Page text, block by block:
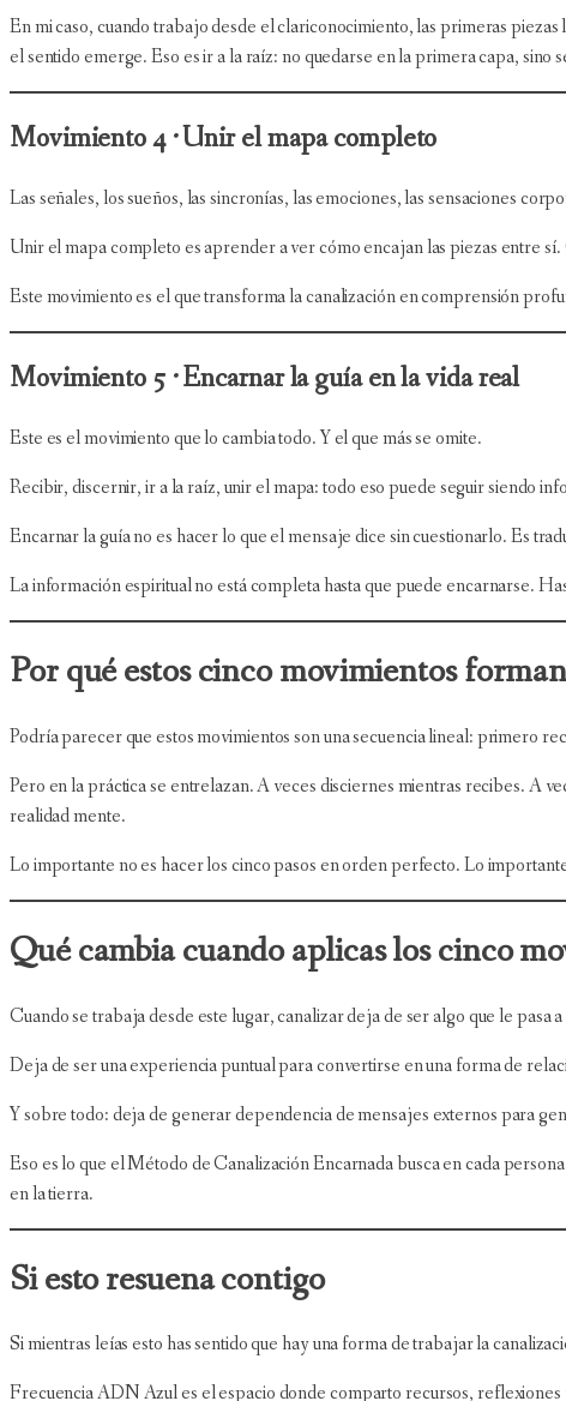
En mi caso, cuando trabajo desde el clariconocimiento, las primeras
el sentido emerge. Eso es ir a la raíz: no quedarse en la primera capa, sino
Movimiento 4 · Unir el mapa completo
Las señales, los sueños, las sincronías, las emociones, las sensaciones
Unir el mapa completo es aprender a ver cómo encajan las piezas entre
Este movimiento es el que transforma la canalización en comprensión
Movimiento 5 · Encarnar la guía en la vida real
Este es el movimiento que lo cambia todo. Y el que más se omite.
Recibir, discernir, ir a la raíz, unir el mapa: todo eso puede seguir siendo
Encarnar la guía no es hacer lo que el mensaje dice sin cuestionarlo. Es
La información espiritual no está completa hasta que puede encarnarse.
Por qué estos cinco movimientos
Podría parecer que estos movimientos son una secuencia lineal: primero
Pero en la práctica se entrelazan. A veces disciernes mientras recibes. A
realidad mente.
Lo importante no es hacer los cinco pasos en orden perfecto. Lo
Qué cambia cuando aplicas los cinco
Cuando se trabaja desde este lugar, canalizar deja de ser algo que le
Deja de ser una experiencia puntual para convertirse en una forma de
Y sobre todo: deja de generar dependencia de mensajes externos para
Eso es lo que el Método de Canalización Encarnada busca en cada
en la tierra.
Si esto resuena contigo
Si mientras leías esto has sentido que hay una forma de trabajar la
Frecuencia ADN Azul es el espacio donde comparto recursos,